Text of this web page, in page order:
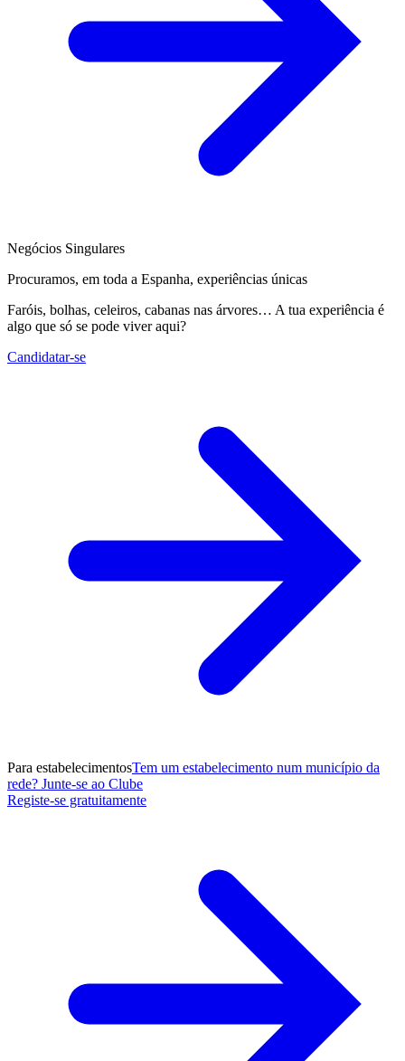
Negócios Singulares
Procuramos, em toda a Espanha, experiências únicas
Faróis, bolhas, celeiros, cabanas nas árvores… A tua experiência é
algo que só se pode viver aqui?
Candidatar-se
Para estabelecimentosTem um estabelecimento num município da
rede? Junte-se ao Clube
Registe-se gratuitamente